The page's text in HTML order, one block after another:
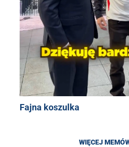
Fajna koszulka
WIĘCEJ